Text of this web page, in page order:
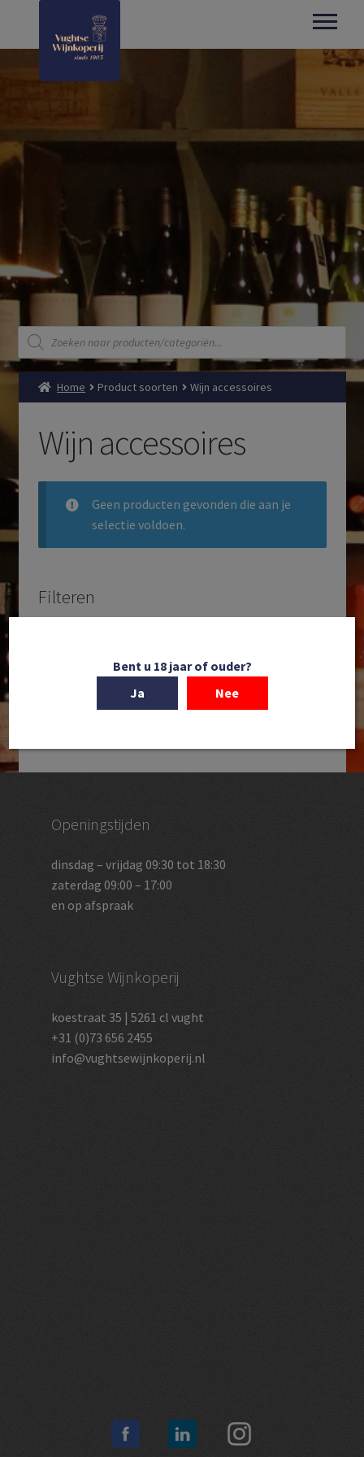
Producten
zoeken
Home Product soorten Wijn accessoires
Wijn accessoires
Geen producten gevonden die aan je
selectie voldoen.
Filteren
Openingstijden
dinsdag – vrijdag 09:30 tot 18:30
zaterdag 09:00 – 17:00
en op afspraak
Vughtse Wijnkoperij
koestraat 35 | 5261 cl vught
+31 (0)73 656 2455
info@vughtsewijnkoperij.nl
Bent u 18 jaar of ouder?
Ja
Nee